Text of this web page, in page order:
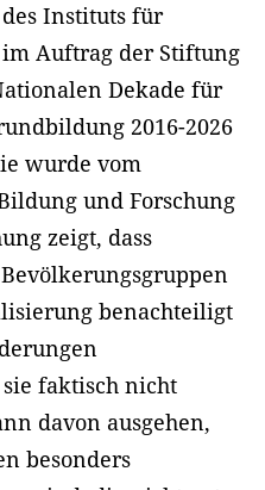
Instituts für
Auftrag der Stiftung
Dekade für
2016-2026
wurde vom
und Forschung
zeigt, dass
benachteiligt
faktisch nicht
davon ausgehen,
besonders